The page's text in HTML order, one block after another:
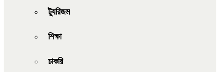
ট্যুরিজম
শিক্ষা
চাকরি